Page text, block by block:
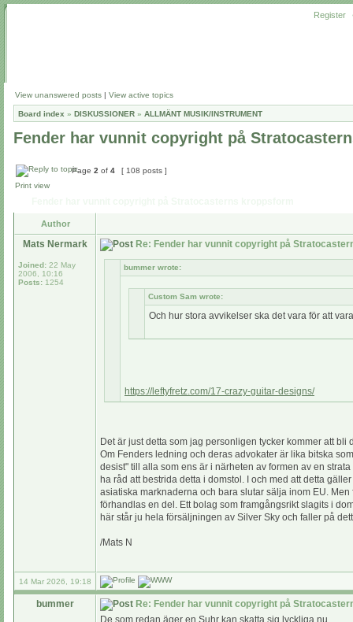
Register
View unanswered posts | View active topics
Board index » DISKUSSIONER » ALLMÄNT MUSIK/INSTRUMENT
Fender har vunnit copyright på
Page 2 of 4
[ 108 posts ]
Print view
Author
Mats Nermark
Joined: 22 May
2006, 10:16
Posts: 1254
Re: Fender har vunnit copyright på
bummer wrote:
Custom Sam wrote:
Och hur stora avvikelser ska det vara för att
https://leftyfretz.com/17-crazy-guitar-designs/
Det är just detta som jag personligen tycker kommer att
Om Fenders ledning och deras advokater är lika bitska
desist" till alla som ens är i närheten av formen av en
ha råd att bestrida detta i domstol. I och med att detta
asiatiska marknaderna och bara slutar sälja inom EU.
förhandlas en del. Ett bolag som framgångsrikt slagits i
här står ju hela försäljningen av Silver Sky och faller på
/Mats N
14 Mar 2026, 19:18
bummer
Re: Fender har vunnit copyright på
De som redan äger en Suhr kan skatta sig lyckliga nu.